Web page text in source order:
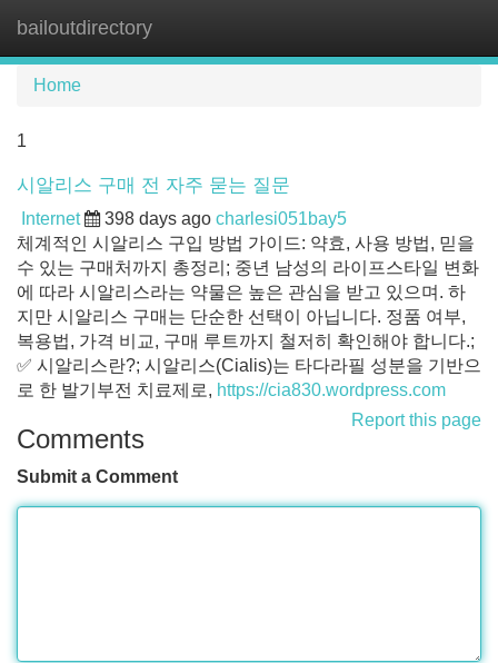
bailoutdirectory
Home
1
시알리스 구매 전 자주 묻는 질문
Internet 398 days ago charlesi051bay5
체계적인 시알리스 구입 방법 가이드: 약효, 사용 방법, 믿을
수 있는 구매처까지 총정리; 중년 남성의 라이프스타일 변화
에 따라 시알리스라는 약물은 높은 관심을 받고 있으며. 하
지만 시알리스 구매는 단순한 선택이 아닙니다. 정품 여부,
복용법, 가격 비교, 구매 루트까지 철저히 확인해야 합니다.;
✅ 시알리스란?; 시알리스(Cialis)는 타다라필 성분을 기반으
로 한 발기부전 치료제로, https://cia830.wordpress.com
Report this page
Comments
Submit a Comment